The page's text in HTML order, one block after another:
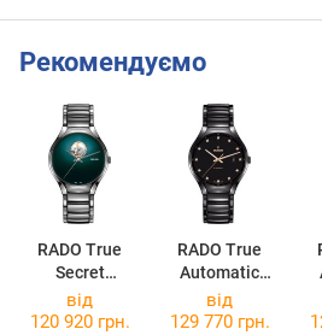
Рекомендуємо
RADO True
Secret
R27108322
RADO True
Automatic
Diamonds
R27056732
від
120 920 грн.
від
129 770 грн.